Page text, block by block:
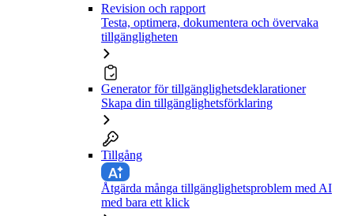
Revision och rapport
Testa, optimera, dokumentera och övervaka
tillgängligheten
Generator för tillgänglighetsdeklarationer
Skapa din tillgänglighetsförklaring
Tillgång
Åtgärda många tillgänglighetsproblem med AI
med bara ett klick